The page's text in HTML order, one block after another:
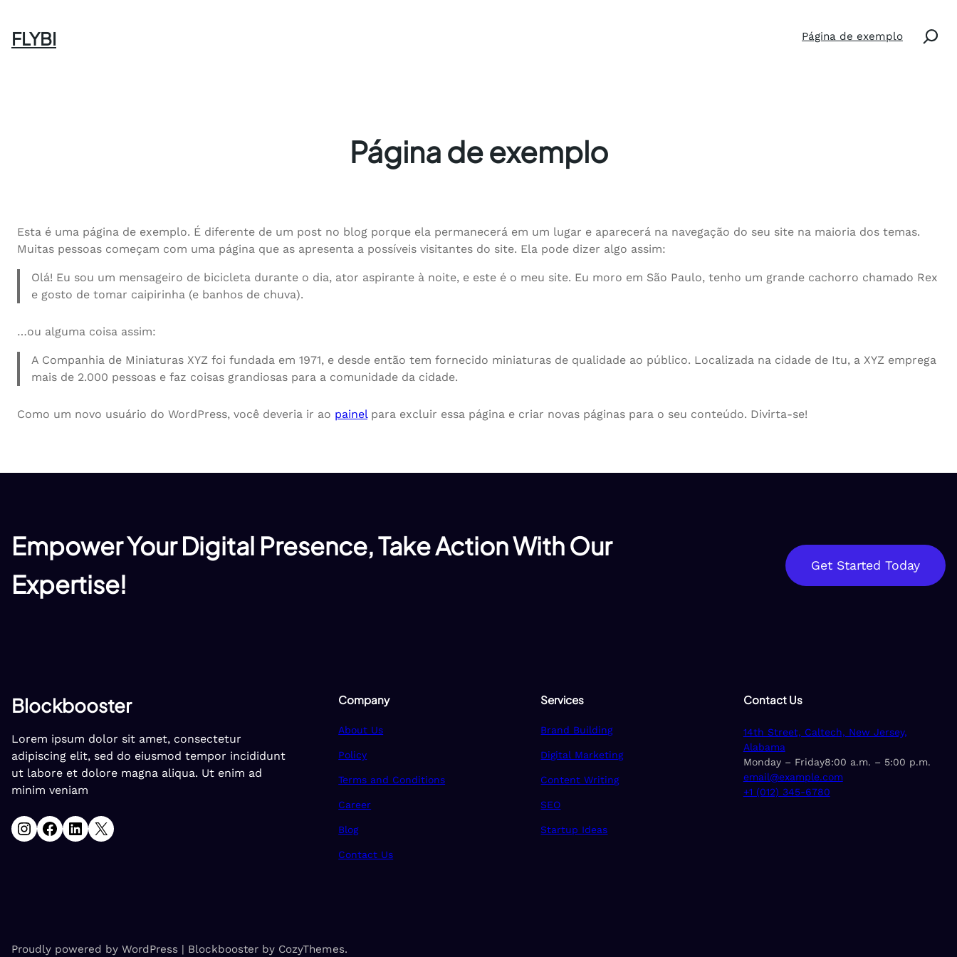
FLYBI Página de exemplo
Página de exemplo
Esta é uma página de exemplo. É diferente de um post no blog porque ela permanecerá em um lugar e aparecerá na navegação do seu site na maioria dos temas.
Muitas pessoas começam com uma página que as apresenta a possíveis visitantes do site. Ela pode dizer algo assim:
Olá! Eu sou um mensageiro de bicicleta durante o dia, ator aspirante à noite, e este é o meu site. Eu moro em São Paulo, tenho um grande cachorro chamado Rex
e gosto de tomar caipirinha (e banhos de chuva).
…ou alguma coisa assim:
A Companhia de Miniaturas XYZ foi fundada em 1971, e desde então tem fornecido miniaturas de qualidade ao público. Localizada na cidade de Itu, a XYZ emprega
mais de 2.000 pessoas e faz coisas grandiosas para a comunidade da cidade.
Como um novo usuário do WordPress, você deveria ir ao painel para excluir essa página e criar novas páginas para o seu conteúdo. Divirta-se!
Empower Your Digital Presence, Take Action With Our
Expertise!
Get Started Today
Blockbooster
Lorem ipsum dolor sit amet, consectetur
adipiscing elit, sed do eiusmod tempor incididunt
ut labore et dolore magna aliqua. Ut enim ad
minim veniam
Instagram Facebook LinkedIn X
Company
About Us
Policy
Terms and Conditions
Career
Blog
Contact Us
Services
Brand Building
Digital Marketing
Content Writing
SEO
Startup Ideas
Contact Us
14th Street, Caltech, New Jersey,
Alabama
Monday – Friday8:00 a.m. – 5:00 p.m.
email@example.com
+1 (012) 345-6780
Proudly powered by WordPress | Blockbooster by CozyThemes.